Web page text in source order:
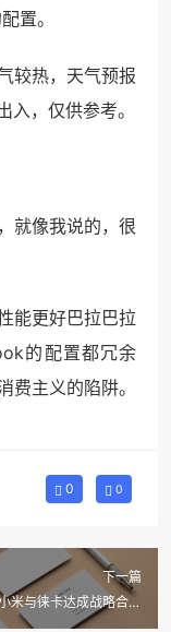
置。
较热，天气预报
，仅供参考。
就像我说的，很
能更好巴拉巴拉
的配置都冗余
费主义的陷阱。
0 0
下一篇
米与徕卡达成战略合作
与华为分道扬镳